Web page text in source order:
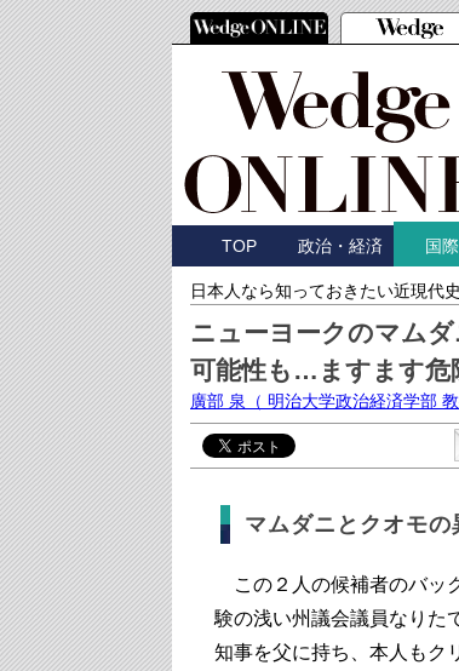
TOP 政治・経済 国際
日本人なら知っておきたい近現代
ニューヨークのマム
可能性も…ますます危
廣部 泉 （ 明治大学政治経済学部 教
マムダニとクオモの
この２人の候補者のバッ
験の浅い州議会議員なりた
知事を父に持ち、本人もク